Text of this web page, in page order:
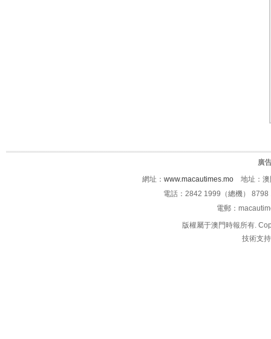
廣
網址： www.macautimes.mo 地址：澳
電話：2842 1999（總機）
電郵：
版權屬于澳門時報所有.
技術支